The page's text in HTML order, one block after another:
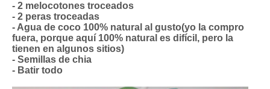
- 2 melocotones troceados
- 2 peras troceadas
- Agua de coco 100% natural al gusto(yo la compro
fuera, porque aquí 100% natural es difícil, pero la
tienen en algunos sitios)
- Semillas de chia
- Batir todo